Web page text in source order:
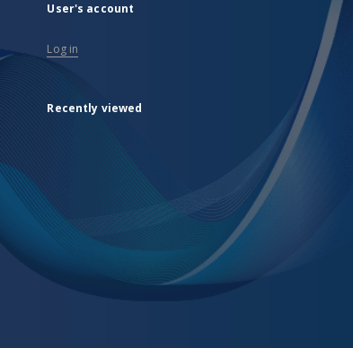
User's account
Log in
Recently viewed